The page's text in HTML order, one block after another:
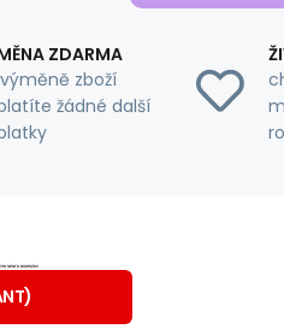
ZDARMA
zboží
žádné další
HNĚDÁ
)z příjemně měkké kůže. Uvnitř